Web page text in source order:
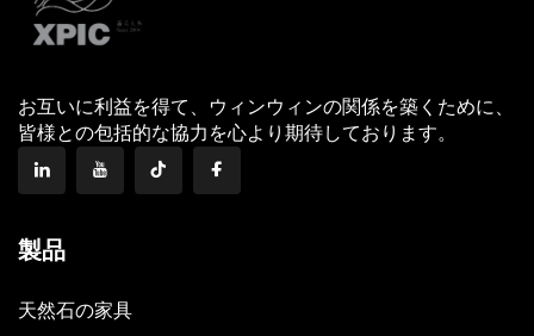
お互いに利益を得て、ウィンウィンの関係を築くために、
皆様との包括的な協力を心より期待しております。
製品
天然石の家具